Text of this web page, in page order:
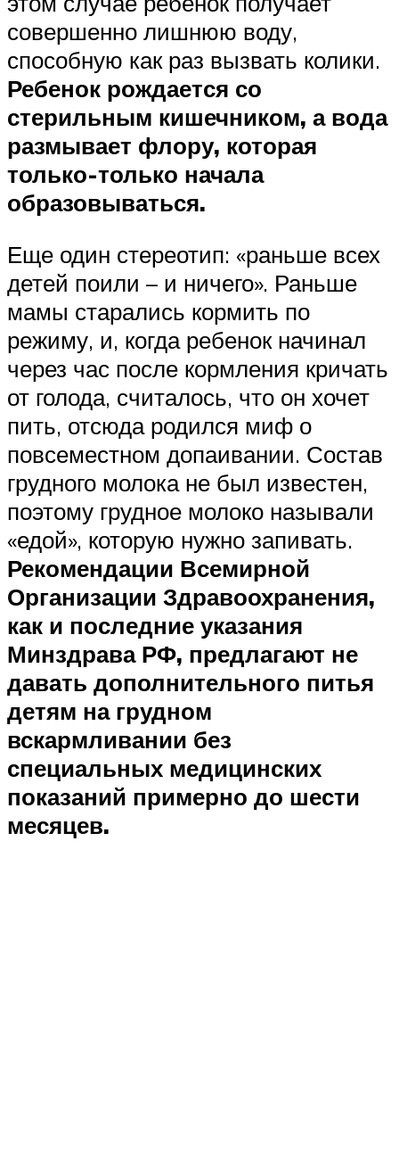
совершенно лишнюю воду,
способную как раз вызвать колики.
Ребенок рождается со
стерильным кишечником, а вода
размывает флору, которая
только-только начала
образовываться.
Еще один стереотип: «раньше всех
детей поили – и ничего». Раньше
мамы старались кормить по
режиму, и, когда ребенок начинал
через час после кормления кричать
от голода, считалось, что он хочет
пить, отсюда родился миф о
повсеместном допаивании. Состав
грудного молока не был известен,
поэтому грудное молоко называли
«едой», которую нужно запивать.
Рекомендации Всемирной
Организации Здравоохранения,
как и последние указания
Минздрава РФ, предлагают не
давать дополнительного питья
детям на грудном
вскармливании без
специальных медицинских
показаний примерно до шести
месяцев.